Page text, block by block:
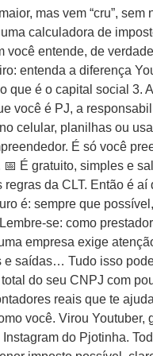
mas vem “cru”,
calculadora de
entende, de
entenda a diferença
que é o capital social 3.
você é PJ, a
celular, planilhas ou
É só você
É gratuito, simples e
da CLT. Então é
é: sempre que
se: como
empresa exige
saídas… Tudo isso
do seu CNPJ com
reais que te
você. Virou Youtuber,
do Pjotinha.